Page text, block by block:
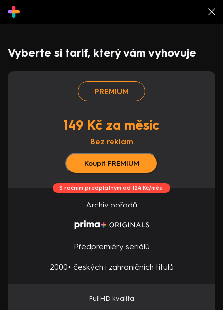
Vyberte si tarif, který vám vyhovuje
PREMIUM
149 Kč za měsíc
Bez reklam
Koupit PREMIUM
S ročním předplatným od 124 Kč/měs.
Archiv pořadů
Předpremiéry seriálů
2000+ českých i zahraničních titulů
FullHD kvalita